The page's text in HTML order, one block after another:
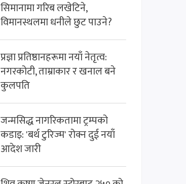
सिमानामा गरिब लखेटिने,
विमानस्थलमा धनीले छुट पाउने?
प्रज्ञा प्रतिष्ठानहरूमा नयाँ नेतृत्व:
नगरकोटी, ताम्राकार र खनाल बने
कुलपति
जन्मसिद्ध नागरिकतामा ट्रम्पको
कडाइ: 'बर्थ टुरिज्म' रोक्न दुई नयाँ
आदेश जारी